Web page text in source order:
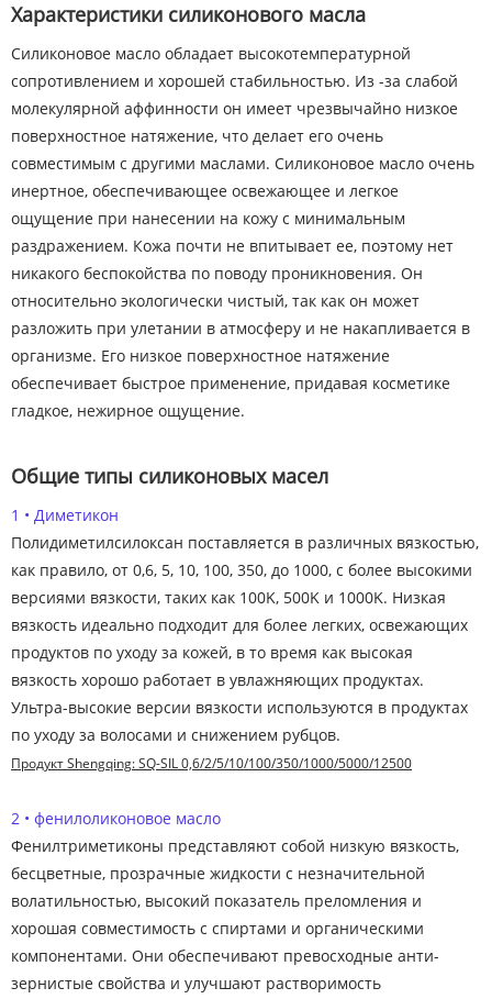
Характеристики силиконового масла
Силиконовое масло обладает высокотемпературной
сопротивлением и хорошей стабильностью. Из -за слабой
молекулярной аффинности он имеет чрезвычайно низкое
поверхностное натяжение, что делает его очень
совместимым с другими маслами. Силиконовое масло очень
инертное, обеспечивающее освежающее и легкое
ощущение при нанесении на кожу с минимальным
раздражением. Кожа почти не впитывает ее, поэтому нет
никакого беспокойства по поводу проникновения. Он
относительно экологически чистый, так как он может
разложить при улетании в атмосферу и не накапливается в
организме. Его низкое поверхностное натяжение
обеспечивает быстрое применение, придавая косметике
гладкое, нежирное ощущение.
Общие типы силиконовых масел
1 • Диметикон
Полидиметилсилоксан поставляется в различных вязкостью,
как правило, от 0,6, 5, 10, 100, 350, до 1000, с более высокими
версиями вязкости, таких как 100K, 500K и 1000K. Низкая
вязкость идеально подходит для более легких, освежающих
продуктов по уходу за кожей, в то время как высокая
вязкость хорошо работает в увлажняющих продуктах.
Ультра-высокие версии вязкости используются в продуктах
по уходу за волосами и снижением рубцов.
Продукт Shengqing: SQ-SIL 0,6/2/5/10/100/350/1000/5000/12500
2 • фенилоликоновое масло
Фенилтриметиконы представляют собой низкую вязкость,
бесцветные, прозрачные жидкости с незначительной
волатильностью, высокий показатель преломления и
хорошая совместимость с спиртами и органическими
компонентами. Они обеспечивают превосходные анти-
зернистые свойства и улучшают растворимость